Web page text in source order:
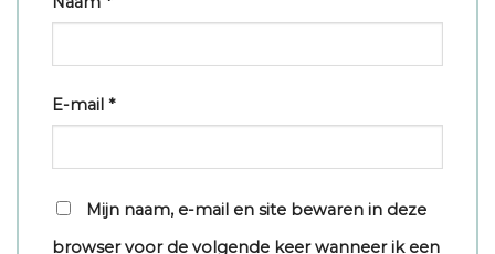
E-mail *
Mijn naam, e-mail en site bewaren in deze
browser voor de volgende keer wanneer ik een